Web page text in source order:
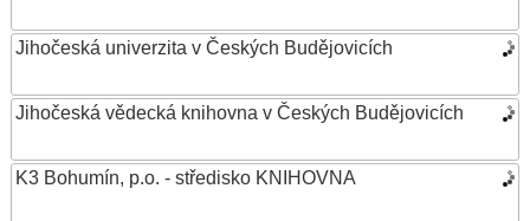
Jihočeská univerzita v Českých Budějovicích
Jihočeská vědecká knihovna v Českých Budějovicích
K3 Bohumín, p.o. - středisko KNIHOVNA